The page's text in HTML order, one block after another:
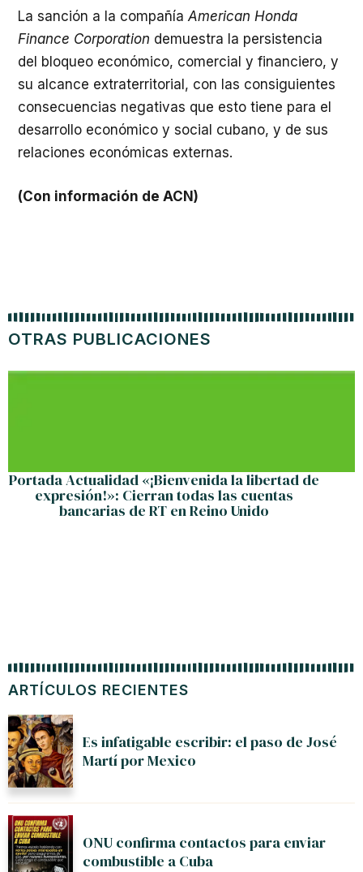
La sanción a la compañía American Honda
Finance Corporation demuestra la persistencia
del bloqueo económico, comercial y financiero, y
su alcance extraterritorial, con las consiguientes
consecuencias negativas que esto tiene para el
desarrollo económico y social cubano, y de sus
relaciones económicas externas.
(Con información de ACN)
ARTÍCULOS RECIENTES
Es infatigable escribir: el paso de José
Martí por Mexico
ONU confirma contactos para enviar
combustible a Cuba
OTRAS PUBLICACIONES
Portada Actualidad «¡Bienvenida la libertad de
expresión!»: Cierran todas las cuentas
bancarias de RT en Reino Unido